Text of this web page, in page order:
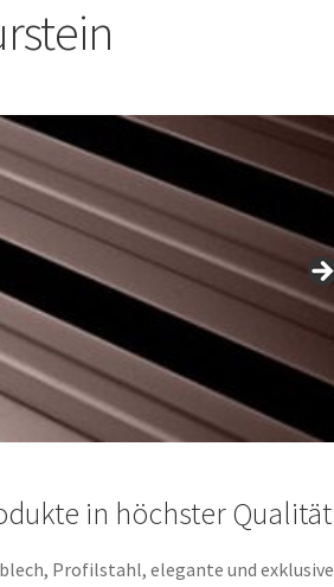
in höchster Qualität
Profilstahl, elegante und exklusive